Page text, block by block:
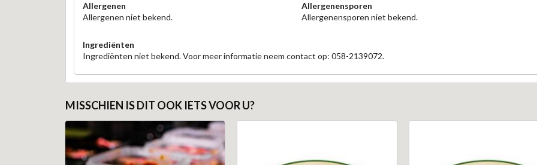
Allergenen
Allergenen niet bekend.
Allergenensporen
Allergenensporen niet bekend.
Ingrediënten
Ingrediënten niet bekend. Voor meer informatie neem contact op: 058-2139072.
MISSCHIEN IS DIT OOK IETS VOOR U?